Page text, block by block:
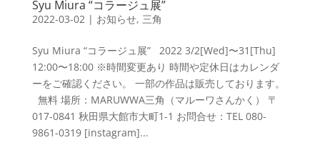
Syu Miura “コラージュ展”
2022-03-02| お知らせ, 三角
Syu Miura “コラージュ展” 2022 3/2[Wed]〜31[Thu]
12:00〜18:00 ※時間変更あり 時間や定休日はカレンダ
ーをご確認ください。 一部の作品は販売しております。
無料 場所：MARUWWA三角（マルーワさんかく） 〒
017-0841 秋田県大館市大町1-1 お問合せ：TEL 080-
9861-0319 [instagram]...